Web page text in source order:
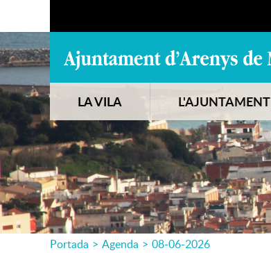
LA VILA L'AJUNTAMENT
Portada > Agenda > 08-06-2026